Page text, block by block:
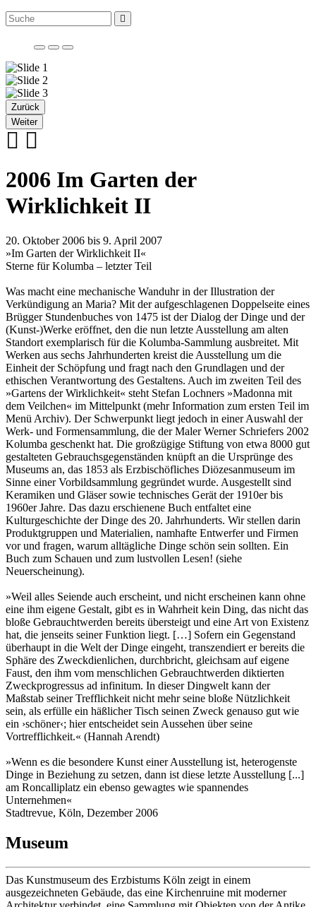
Zurück
Weiter
2006 Im Garten der
Wirklichkeit II
20. Oktober 2006 bis 9. April 2007
»Im Garten der Wirklichkeit II«
Sterne für Kolumba – letzter Teil
Was macht eine mechanische Wanduhr in der Illustration der
Verkündigung an Maria? Mit der aufgeschlagenen Doppelseite eines
Brügger Stundenbuches von 1475 ist der Dialog der Dinge und der
(Kunst-)Werke eröffnet, den die nun letzte Ausstellung am alten
Standort exemplarisch für die Kolumba-Sammlung ausbreitet. Mit
Werken aus sechs Jahrhunderten kreist die Ausstellung um die
Einheit der Schöpfung und fragt nach den Grundlagen und der
ethischen Verantwortung des Gestaltens. Auch im zweiten Teil des
»Gartens der Wirklichkeit« steht Stefan Lochners »Madonna mit
dem Veilchen« im Mittelpunkt (mehr Information zum ersten Teil im
Menü Archiv). Der Schwerpunkt liegt jedoch in einer Auswahl der
Werk- und Formensammlung, die der Maler Werner Schriefers 2002
Kolumba geschenkt hat. Die großzügige Stiftung von etwa 8000 gut
gestalteten Gebrauchsgegenständen knüpft an die Ursprünge des
Museums an, das 1853 als Erzbischöfliches Diözesanmuseum im
Sinne einer Vorbildsammlung gegründet wurde. Ausgestellt sind
Keramiken und Gläser sowie technisches Gerät der 1910er bis
1960er Jahre. Das dazu erschienene Buch entfaltet eine
Kulturgeschichte der Dinge des 20. Jahrhunderts. Wir stellen darin
Produktgruppen und Materialien, namhafte Entwerfer und Firmen
vor und fragen, warum alltägliche Dinge schön sein sollten. Ein
Buch zum Schauen und zum lustvollen Lesen! (siehe
Neuerscheinung).
»Weil alles Seiende auch erscheint, und nicht erscheinen kann ohne
eine ihm eigene Gestalt, gibt es in Wahrheit kein Ding, das nicht das
bloße Gebrauchtwerden bereits übersteigt und eine Art von Existenz
hat, die jenseits seiner Funktion liegt. […] Sofern ein Gegenstand
überhaupt in die Welt der Dinge eingeht, transzendiert er bereits die
Sphäre des Zweckdienlichen, durchbricht, gleichsam auf eigene
Faust, den ihm vom menschlichen Gebrauchtwerden diktierten
Zweckprogressus ad infinitum. In dieser Dingwelt kann der
Maßstab seiner Trefflichkeit nicht mehr seine bloße Nützlichkeit
sein, als erfülle ein häßlicher Tisch seinen Zweck genauso gut wie
ein ›schöner‹; hier entscheidet sein Aussehen über seine
Vortrefflichkeit.« (Hannah Arendt)
»Wenn es die besondere Kunst einer Ausstellung ist, heterogenste
Dinge in Beziehung zu setzen, dann ist diese letzte Ausstellung [...]
am Roncalliplatz ein ebenso gewagtes wie spannendes
Unternehmen«
Stadtrevue, Köln, Dezember 2006
Museum
Das Kunstmuseum des Erzbistums Köln zeigt in einem
ausgezeichneten Gebäude, das eine Kirchenruine mit moderner